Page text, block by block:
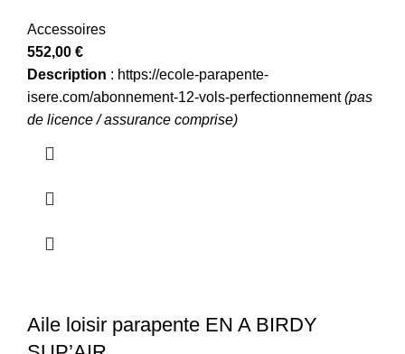
Accessoires
552,00 €
Description : https://ecole-parapente-
isere.com/abonnement-12-vols-perfectionnement (pas
de licence / assurance comprise)
Aile loisir parapente EN A BIRDY